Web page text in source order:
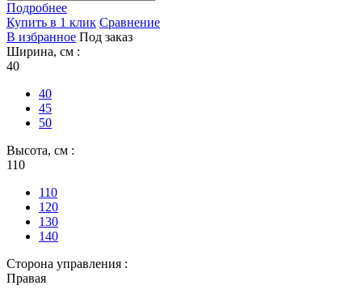
Подробнее
Купить в 1 клик Сравнение
В избранное Под заказ
Ширина, см :
40
40
45
50
Высота, см :
110
110
120
130
140
Сторона управления :
Правая